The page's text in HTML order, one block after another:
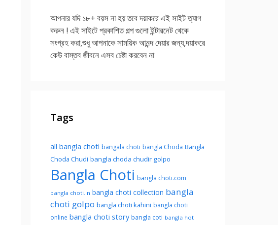
আপনার যদি ১৮+ বয়স না হয় তবে দয়াকরে এই সাইট ত্যাগ
করুন ! এই সাইটে প্রকাশিত গল্প গুলো ইন্টারনেট থেকে
সংগ্রহ করা,শুধু আপনাকে সাময়িক আনন্দ দেয়ার জন্য,দয়াকরে
কেউ বাস্তব জীবনে এসব চেষ্টা করবেন না
Tags
all bangla choti bangala choti bangla Choda Bangla
Choda Chudi bangla choda chudir golpo
Bangla Choti bangla choti.com
bangla choti.in bangla choti collection bangla
choti golpo bangla choti kahini bangla choti
online bangla choti story bangla coti bangla hot